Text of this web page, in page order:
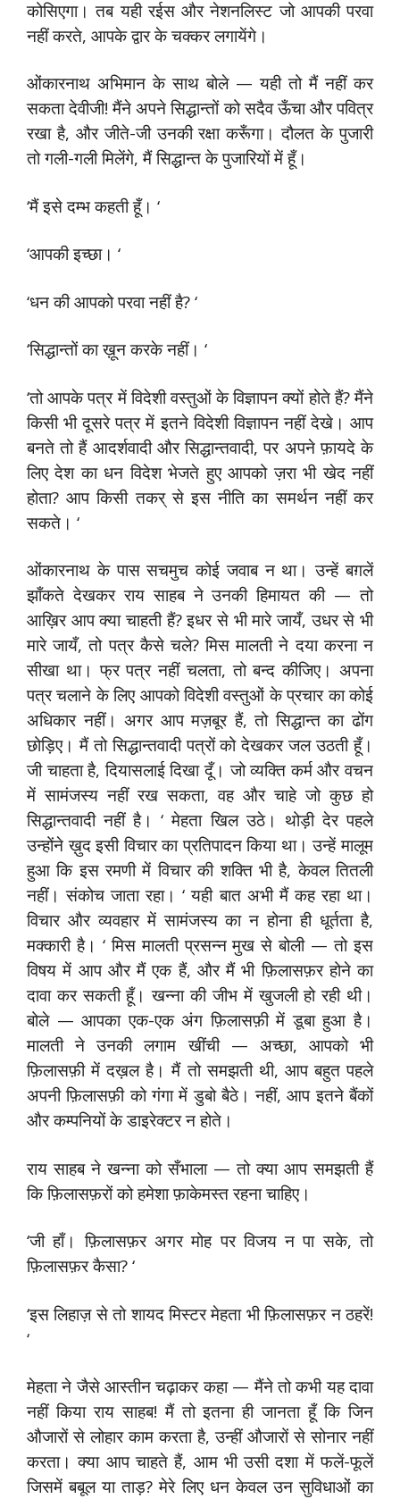
कोसिएगा। तब यही रईस और नेशनलिस्ट जो आपकी परवा
नहीं करते, आपके द्वार के चक्कर लगायेंगे।
ओंकारनाथ अभिमान के साथ बोले — यही तो मैं नहीं कर
सकता देवीजी! मैंने अपने सिद्धान्तों को सदैव ऊँचा और पवित्र
रखा है, और जीते-जी उनकी रक्षा करूँगा। दौलत के पुजारी
तो गली-गली मिलेंगे, मैं सिद्धान्त के पुजारियों में हूँ।
‘मैं इसे दम्भ कहती हूँ। ‘
‘आपकी इच्छा। ‘
‘धन की आपको परवा नहीं है? ‘
‘सिद्धान्तों का ख़ून करके नहीं। ‘
‘तो आपके पत्र में विदेशी वस्तुओं के विज्ञापन क्यों होते हैं? मैंने
किसी भी दूसरे पत्र में इतने विदेशी विज्ञापन नहीं देखे। आप
बनते तो हैं आदर्शवादी और सिद्धान्तवादी, पर अपने फ़ायदे के
लिए देश का धन विदेश भेजते हुए आपको ज़रा भी खेद नहीं
होता? आप किसी तकर् से इस नीति का समर्थन नहीं कर
सकते। ‘
ओंकारनाथ के पास सचमुच कोई जवाब न था। उन्हें बग़लें
झाँकते देखकर राय साहब ने उनकी हिमायत की — तो
आख़िर आप क्या चाहती हैं? इधर से भी मारे जायँ, उधर से भी
मारे जायँ, तो पत्र कैसे चले? मिस मालती ने दया करना न
सीखा था। फ्र पत्र नहीं चलता, तो बन्द कीजिए। अपना
पत्र चलाने के लिए आपको विदेशी वस्तुओं के प्रचार का कोई
अधिकार नहीं। अगर आप मज़बूर हैं, तो सिद्धान्त का ढोंग
छोड़िए। मैं तो सिद्धान्तवादी पत्रों को देखकर जल उठती हूँ।
जी चाहता है, दियासलाई दिखा दूँ। जो व्यक्ति कर्म और वचन
में सामंजस्य नहीं रख सकता, वह और चाहे जो कुछ हो
सिद्धान्तवादी नहीं है। ‘ मेहता खिल उठे। थोड़ी देर पहले
उन्होंने ख़ुद इसी विचार का प्रतिपादन किया था। उन्हें मालूम
हुआ कि इस रमणी में विचार की शक्ति भी है, केवल तितली
नहीं। संकोच जाता रहा। ‘ यही बात अभी मैं कह रहा था।
विचार और व्यवहार में सामंजस्य का न होना ही धूर्तता है,
मक्कारी है। ‘ मिस मालती प्रसन्न मुख से बोली — तो इस
विषय में आप और मैं एक हैं, और मैं भी फ़िलासफ़र होने का
दावा कर सकती हूँ। खन्ना की जीभ में खुजली हो रही थी।
बोले — आपका एक-एक अंग फ़िलासफ़ी में डूबा हुआ है।
मालती ने उनकी लगाम खींची — अच्छा, आपको भी
फ़िलासफ़ी में दख़ल है। मैं तो समझती थी, आप बहुत पहले
अपनी फ़िलासफ़ी को गंगा में डुबो बैठे। नहीं, आप इतने बैंकों
और कम्पनियों के डाइरेक्टर न होते।
राय साहब ने खन्ना को सँभाला — तो क्या आप समझती हैं
कि फ़िलासफ़रों को हमेशा फ़ाकेमस्त रहना चाहिए।
‘जी हाँ। फ़िलासफ़र अगर मोह पर विजय न पा सके, तो
फ़िलासफ़र कैसा? ‘
‘इस लिहाज़ से तो शायद मिस्टर मेहता भी फ़िलासफ़र न ठहरें!
‘
मेहता ने जैसे आस्तीन चढ़ाकर कहा — मैंने तो कभी यह दावा
नहीं किया राय साहब! मैं तो इतना ही जानता हूँ कि जिन
औजारों से लोहार काम करता है, उन्हीं औजारों से सोनार नहीं
करता। क्या आप चाहते हैं, आम भी उसी दशा में फलें-फूलें
जिसमें बबूल या ताड़? मेरे लिए धन केवल उन सुविधाओं का